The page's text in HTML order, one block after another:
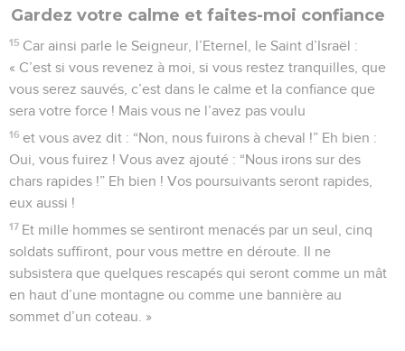
Gardez votre calme et faites-moi confiance
15 Car ainsi parle le Seigneur, l’Eternel, le Saint d’Israël :
« C’est si vous revenez à moi, si vous restez tranquilles, que
vous serez sauvés, c’est dans le calme et la confiance que
sera votre force ! Mais vous ne l’avez pas voulu
16 et vous avez dit : “Non, nous fuirons à cheval !” Eh bien :
Oui, vous fuirez ! Vous avez ajouté : “Nous irons sur des
chars rapides !” Eh bien ! Vos poursuivants seront rapides,
eux aussi !
17 Et mille hommes se sentiront menacés par un seul, cinq
soldats suffiront, pour vous mettre en déroute. Il ne
subsistera que quelques rescapés qui seront comme un mât
en haut d’une montagne ou comme une bannière au
sommet d’un coteau. »